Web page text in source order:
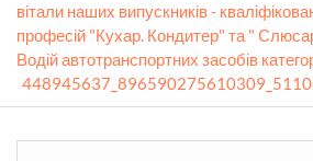
вітали наших випускників -
професій "Кухар. Кондитер" та "
Водій автотранспортних засобів